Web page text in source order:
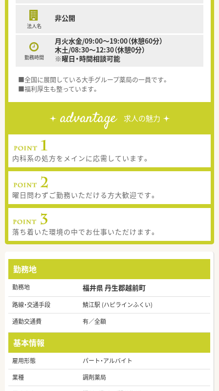
法人名
非公開
勤務時間
月火水金/09:00～19:00（休憩60分）
木土/08:30～12:30（休憩0分）
※曜日・時間相談可能
■全国に展開している大手グループ薬局の一員です。
■福利厚生も整っています。
advantage 求人の魅力
内科系の処方をメインに応需しています。
曜日問わずご勤務いただける方大歓迎です。
落ち着いた環境の中でお仕事いただけます。
勤務地
勤務地 福井県 丹生郡越前町
路線・交通手段
鯖江駅 (ハピラインふくい)
通勤交通費
有／全額
基本情報
雇用形態
パート・アルバイト
業種
調剤薬局